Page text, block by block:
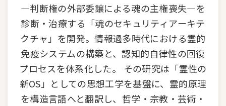
—判断権の外部委譲による魂の主権喪失—を
診断・治療する「魂のセキュリティアーキテ
クチャ」を開発。情報過多時代における霊的
免疫システムの構築と、認知的自律性の回復
プロセスを体系化した。 その研究は「霊性の
新OS」としての思想工学を基盤に、霊的原理
を構造言語へと翻訳し、哲学・宗教・芸術・